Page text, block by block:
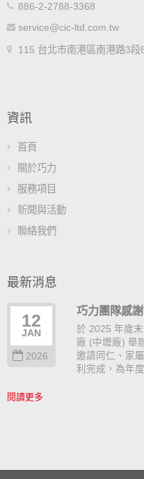
886-2-2788-3368
service@cic-ltd.com.tw
115 台北市南港區南港路3段
資訊
首頁
關於巧力
服務項目
新聞與活動
聯絡我們
最新消息
12
JAN
2026
巧力團隊感
於 2025 年歲
廠 (中壢廠) 舉
邀請同仁、家
利完成，為年
閱讀更多